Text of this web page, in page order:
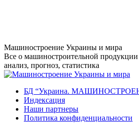
Перейти
к
содержанию
Машиностроение Украины и мира
Все о машиностроительной
анализ, прогноз, статистика
БД “Украина.
Индекcация
Наши партнеры
Политика конфиденциальности